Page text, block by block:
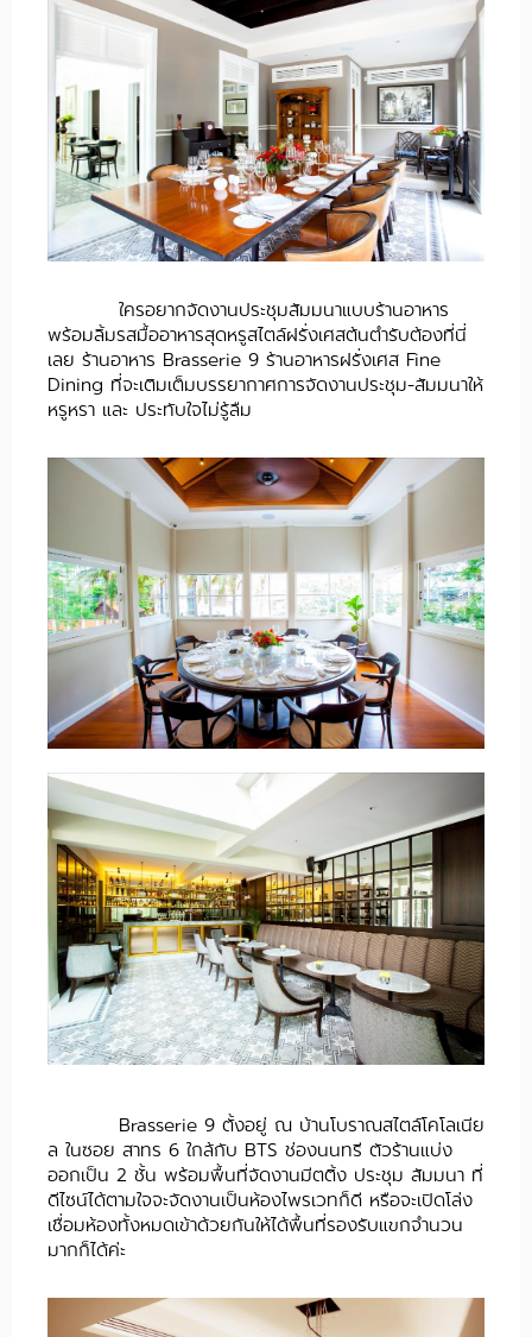
ใครอยากจัดงานประชุมสัมมนาแบบร้านอาหาร
พร้อมลิ้มรสมื้ออาหารสุดหรูสไตล์ฝรั่งเศสต้นตำรับต้องที่นี่
เลย ร้านอาหาร Brasserie 9 ร้านอาหารฝรั่งเศส Fine
Dining ที่จะเติมเต็มบรรยากาศการจัดงานประชุม-สัมมนาให้
หรูหรา และ ประทับใจไม่รู้ลืม
Brasserie 9 ตั้งอยู่ ณ บ้านโบราณสไตล์โคโลเนีย
ล ในซอย สาทร 6 ใกล้กับ BTS ช่องนนทรี ตัวร้านแบ่ง
ออกเป็น 2 ชั้น พร้อมพื้นที่จัดงานมีตติ้ง ประชุม สัมมนา ที่
ดีไซน์ได้ตามใจจะจัดงานเป็นห้องไพรเวทก็ดี หรือจะเปิดโล่ง
เชื่อมห้องทั้งหมดเข้าด้วยกันให้ได้พื้นที่รองรับแขกจำนวน
มากก็ได้ค่ะ